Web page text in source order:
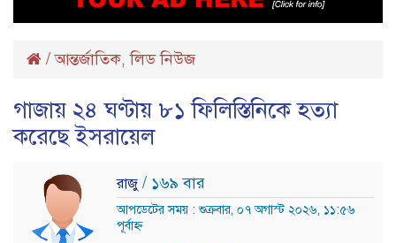
/আন্তর্জাতিক,লিড নিউজ
গাজায় ২৪ ঘণ্টায় ৮১ ফিলিস্তিনিকে হত্যা
করেছে ইসরায়েল
রাজু / ১৬৯ বার
আপডেটের সময় : শুক্রবার, ০৭ অগাস্ট ২০২৬, ১১:৫৬
পূর্বাহ্ন